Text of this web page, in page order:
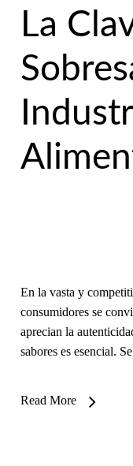
La
En la vasta y
consumidores se
aprecian la
sabores es esencial.
Read More